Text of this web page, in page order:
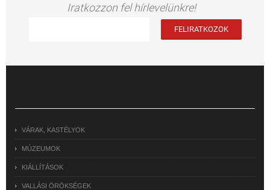
Iratkozzon fel hírlevelünkre!
VÁRAK, KASTÉLYOK
MÚZEUMOK
KIÁLLÍTÁSOK
VALLÁSI ÖRÖKSÉGEK